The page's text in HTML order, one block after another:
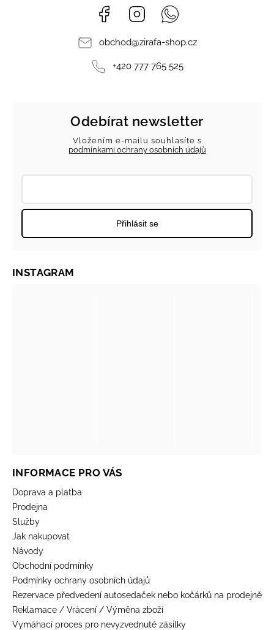
Facebook Instagram
obchod@zirafa-shop.cz
+420 777 765 525
Odebírat newsletter
Vložením e-mailu souhlasíte s
podmínkami ochrany osobních údajů
Přihlásit se
INFORMACE PRO VÁS
Doprava a platba
Prodejna
Služby
Jak nakupovat
Návody
Obchodní podmínky
Podmínky ochrany osobních údajů
Rezervace předvedení autosedaček nebo kočárků na prodejně
Reklamace / Vrácení / Výměna zboží
Vymáhací proces pro nevyzvednuté zásilky
INSTAGRAM